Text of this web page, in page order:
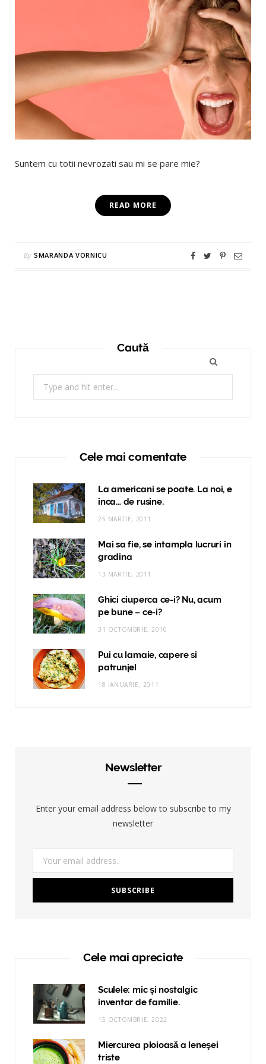
Suntem cu totii nevrozati sau mi se pare mie?
READ MORE
By SMARANDA VORNICU
Caută
for:
Cele mai comentate
La americani se poate. La noi, e
inca… de rusine.
25 MARTIE, 2011
Mai sa fie, se intampla lucruri in
gradina
13 MARTIE, 2011
Ghici ciuperca ce-i? Nu, acum
pe bune – ce-i?
31 OCTOMBRIE, 2010
Pui cu lamaie, capere si
patrunjel
18 IANUARIE, 2011
Newsletter
Enter your email address below to subscribe to my
newsletter
Cele mai apreciate
Sculele: mic și nostalgic
inventar de familie.
15 OCTOMBRIE, 2022
Miercurea ploioasă a leneşei
triste